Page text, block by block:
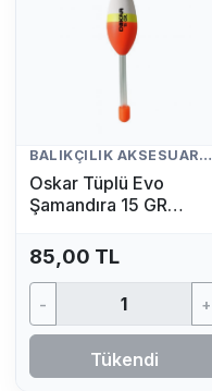
BALIKÇILIK AKSESUARLARI
Oskar Tüplü Evo
Şamandıra 15 GR
85,00 TL
- +
Tükendi